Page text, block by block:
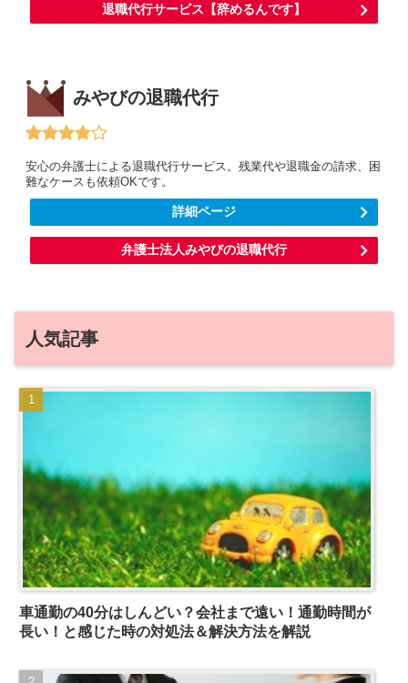
退職代行サービス【辞めるんです】
みやびの退職代行
安心の弁護士による退職代行サービス。残業代や退職金の請求、困
難なケースも依頼OKです。
詳細ページ
弁護士法人みやびの退職代行
人気記事
車通勤の40分はしんどい？会社まで遠い！通勤時間が
長い！と感じた時の対処法＆解決方法を解説